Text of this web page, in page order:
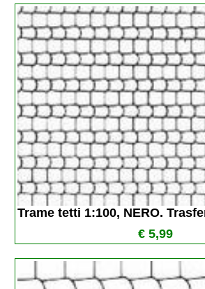
Trame tetti 1:100, NERO.
€ 5,99